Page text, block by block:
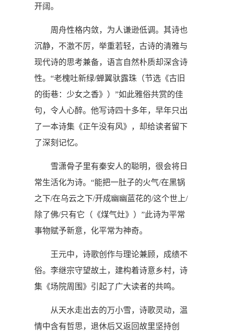
开阔。
周舟性格内敛，为人谦逊低调。其诗也
沉静，不激不厉，举重若轻，古诗的清雅与
现代诗的思考兼备，语言自然朴质却深含诗
性。“老槐吐新绿/蝉翼驮露珠（节选《古旧
的街巷：少女之香》）”如此雅俗共赏的佳
句，令人心醉。他写诗四十多年，早年只出
了一本诗集《正午没有风》，却给读者留下
了深刻记忆。
雪潇骨子里有秦安人的聪明，很会将日
常生活化为诗。“能把一肚子的火气/在黑锅
之下/在乌云之下/开成幽幽蓝花的/这个世上/
除了佛/只有它（《煤气灶》）”此诗为平常
事物赋予新意，化平常为神奇。
王元中，诗歌创作与理论兼顾，成绩不
俗。李继宗守望故土，建构着诗意乡村，诗
集《场院周围》引起了广大读者的共鸣。
从天水走出去的万小雪，诗歌灵动，温
情中含有哲思，退休后又返回故里坚持创